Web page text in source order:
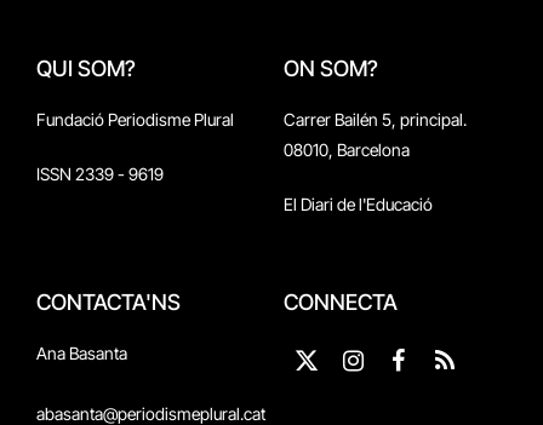
QUI SOM?
Fundació Periodisme Plural
ISSN 2339 - 9619
ON SOM?
Carrer Bailén 5, principal.
08010, Barcelona
El Diari de l'Educació
CONTACTA'NS
Ana Basanta
abasanta@periodismeplural.cat
CONNECTA
X
Instagram
Facebook
RSS